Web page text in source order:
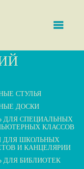
СТУЛЬЯ
ДОСКИ
ДЛЯ СПЕЦИАЛЬНЫХ
КЛАССОВ
ШКОЛЬНЫХ
И КАНЦЕЛЯРИИ
ДЛЯ БИБЛИОТЕК